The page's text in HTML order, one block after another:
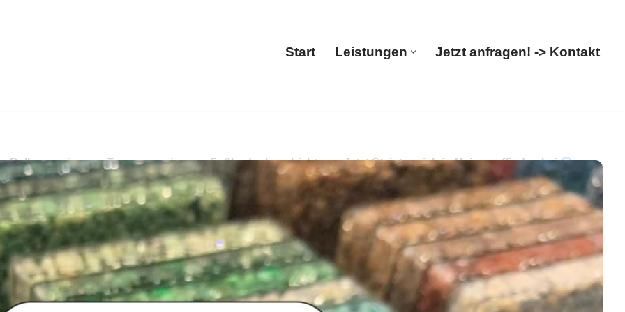
Start Leistungen Jetzt anfragen! -> Kontakt
Balkonsanierung, Treppensanierung, Fußbodenbeschichtung. Jetzt Steinteppich in Meine auffinden bei
Balkonsanierung, Fußbodenbeschichtung. ✓Steinteppich, ✓Terrassensanierung, ✓Balkonsanierung,
Sie
PayKIES, Ihr Boden-Verleger für Meine. Schön, dass Sie uns gefunden haben ✉.